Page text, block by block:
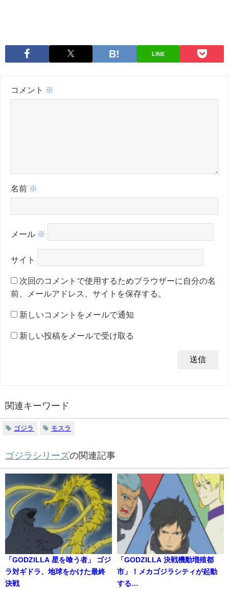
LINE
コメント ※
名前 ※
メール ※
サイト
次回のコメントで使用するためブラウザーに自分の名
前、メールアドレス、サイトを保存する。
新しいコメントをメールで通知
新しい投稿をメールで受け取る
関連キーワード
ゴジラ モスラ
ゴジラシリーズの関連記事
「GODZILLA 星を喰う者」 ゴジ
ラ対ギドラ、地球をかけた最終
決戦
「GODZILLA 決戦機動増殖都
市」！メカゴジラシティが起動
する…